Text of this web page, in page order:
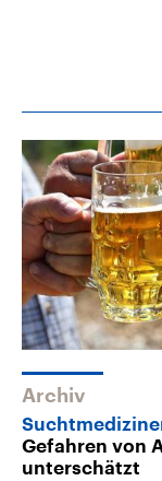
Archiv
Gefahren von
unterschätzt